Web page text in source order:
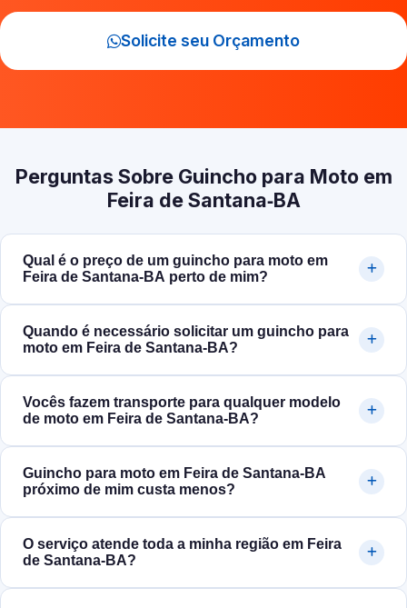
Solicite seu Orçamento
Perguntas Sobre Guincho para Moto em
Feira de Santana‑BA
Qual é o preço de um guincho para moto em
Feira de Santana‑BA perto de mim?
Quando é necessário solicitar um guincho para
moto em Feira de Santana‑BA?
Vocês fazem transporte para qualquer modelo
de moto em Feira de Santana‑BA?
Guincho para moto em Feira de Santana‑BA
próximo de mim custa menos?
O serviço atende toda a minha região em Feira
de Santana‑BA?